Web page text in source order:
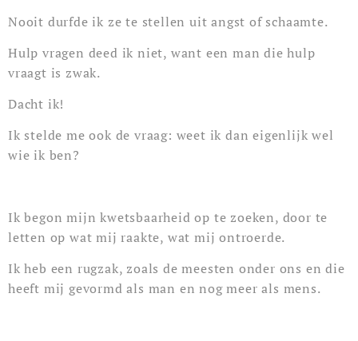
Nooit durfde ik ze te stellen uit angst of schaamte.
Hulp vragen deed ik niet, want een man die hulp
vraagt is zwak.
Dacht ik!
Ik stelde me ook de vraag: weet ik dan eigenlijk wel
wie ik ben?
Ik begon mijn kwetsbaarheid op te zoeken, door te
letten op wat mij raakte, wat mij ontroerde.
Ik heb een rugzak, zoals de meesten onder ons en die
heeft mij gevormd als man en nog meer als mens.